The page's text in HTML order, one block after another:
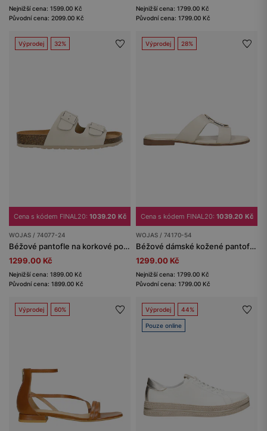
Nejnižší cena: 1599.00 Kč
Původní cena: 2099.00 Kč
Nejnižší cena: 1799.00 Kč
Původní cena: 1799.00 Kč
Výprodej 32%
Cena s kódem FINAL20: 1039.20 Kč
WOJAS / 74077-24
Béžové pantofle na korkové podrážce
1299.00 Kč
Nejnižší cena: 1899.00 Kč
Původní cena: 1899.00 Kč
Výprodej 28%
Cena s kódem FINAL20: 1039.20 Kč
WOJAS / 74170-54
Béžové dámské kožené pantofle s kovovou ozdobou
1299.00 Kč
Nejnižší cena: 1799.00 Kč
Původní cena: 1799.00 Kč
Výprodej 60% Výprodej 44%
Pouze online